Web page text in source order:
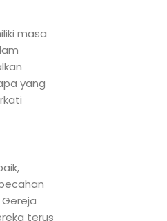
masa
yang
terus